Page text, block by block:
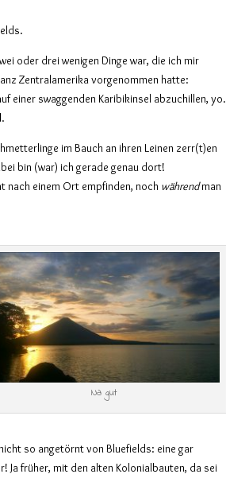
oder drei wenigen Dinge war, die ich mir
Zentralamerika vorgenommen hatte:
einer swaggenden Karibikinsel abzuchillen, yo.
im Bauch an ihren Leinen zerr(t)en
bin (war) ich gerade genau dort!
nach einem Ort empfinden, noch währendman
Na gut
so angetörnt von Bluefields: eine gar
Ja früher, mit den alten Kolonialbauten, da sei